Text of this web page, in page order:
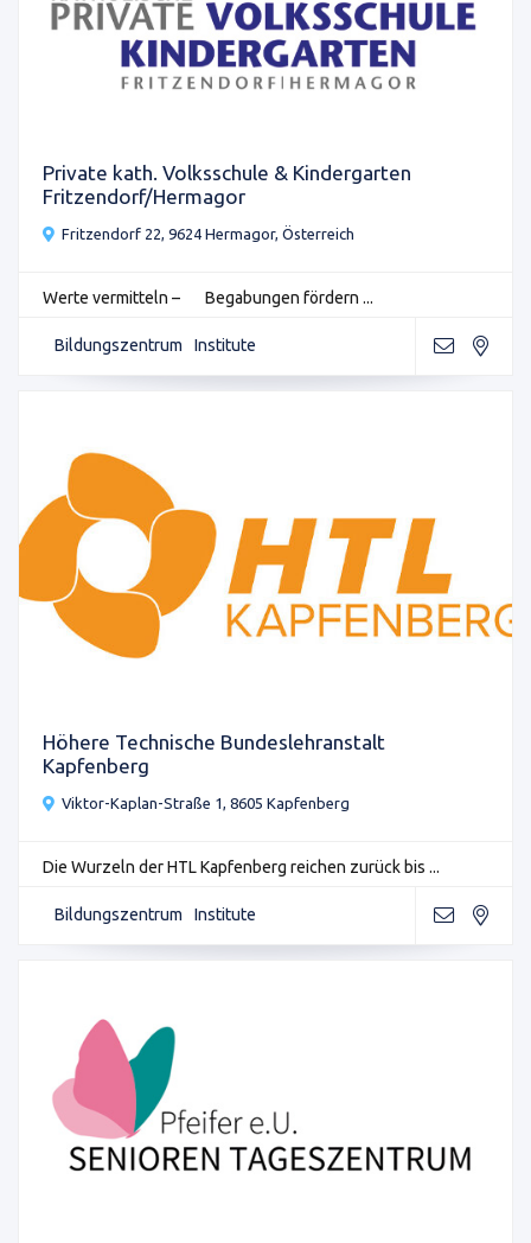
Private kath. Volksschule & Kindergarten
Fritzendorf/Hermagor
Fritzendorf 22, 9624 Hermagor, Österreich
Werte vermitteln – Begabungen fördern ...
Bildungszentrum Institute
Höhere Technische Bundeslehranstalt
Kapfenberg
Viktor-Kaplan-Straße 1, 8605 Kapfenberg
Die Wurzeln der HTL Kapfenberg reichen zurück bis ...
Bildungszentrum Institute